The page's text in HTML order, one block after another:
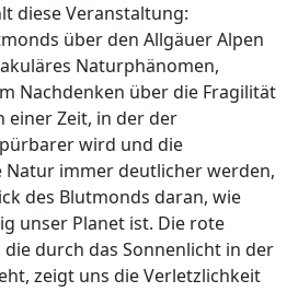
diese Veranstaltung:
über den Allgäuer Alpen
Naturphänomen,
Nachdenken über die Fragilität
einer Zeit, in der der
wird und die
immer deutlicher werden,
des Blutmonds daran, wie
unser Planet ist. Die rote
durch das Sonnenlicht in der
zeigt uns die Verletzlichkeit